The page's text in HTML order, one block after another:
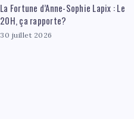
La Fortune d’Anne-Sophie Lapix : Le
20H, ça rapporte?
30 juillet 2026